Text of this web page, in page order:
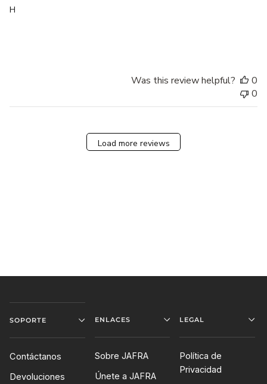
H
Was this review helpful?
0
0
Load more reviews
SOPORTE
Contáctanos
Devoluciones
ENLACES
Sobre JAFRA
Únete a JAFRA
LEGAL
Política de
Privacidad